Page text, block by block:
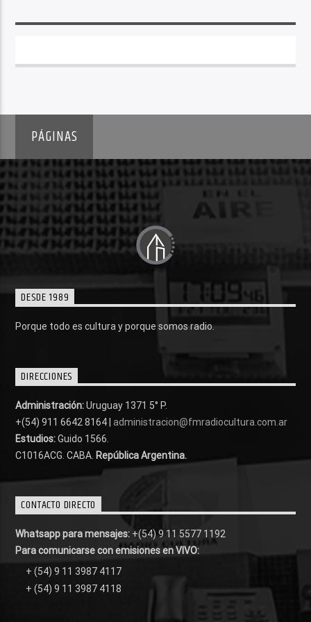
PÁGINAS
DESDE 1989
Porque todo es cultura y porque somos radio.
DIRECCIONES
Administración:Uruguay 1371 5° P.
+(54) 911 6642 8164 | administracion@fmradiocultura.com.ar
Estudios:Guido 1566.
C1016ACG . CABA. República Argentina.
CONTACTO DIRECTO
Whatsapp para mensajes: +(54) 9 11 5577 1192
Para comunicarse con emisiones en VIVO:
+ (54) 9 11 3987 4117
+ (54) 9 11 3987 4118